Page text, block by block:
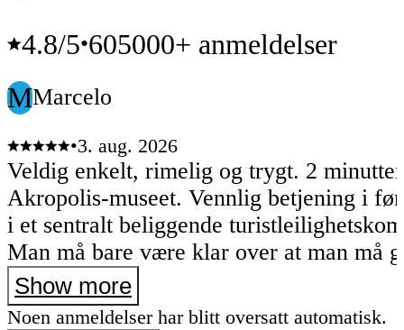
4.8/5•605000+ anmeldelser
MMarcelo
•3. aug. 2026
Veldig enkelt, rimelig og trygt. 2
Akropolis-museet. Vennlig betjening i
i et sentralt beliggende
Man må bare være klar over at man må
opp omtrent 10 trappetrinn med
komme til oppbevaringsskapene.
Show more
Noen anmeldelser har blitt oversatt automatisk.